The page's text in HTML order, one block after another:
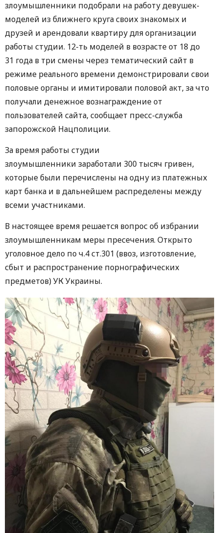
злоумышленники подобрали на работу девушек-
моделей из ближнего круга своих знакомых и
друзей и арендовали квартиру для организации
работы студии. 12-ть моделей в возрасте от 18 до
31 года в три смены через тематический сайт в
режиме реального времени демонстрировали свои
половые органы и имитировали половой акт, за что
получали денежное вознаграждение от
пользователей сайта, сообщает пресс-служба
запорожской Нацполиции.
За время работы студии
злоумышленники заработали 300 тысяч гривен,
которые были перечислены на одну из платежных
карт банка и в дальнейшем распределены между
всеми участниками.
В настоящее время решается вопрос об избрании
злоумышленникам меры пресечения. Открыто
уголовное дело по ч.4 ст.301 (ввоз, изготовление,
сбыт и распространение порнографических
предметов) УК Украины.